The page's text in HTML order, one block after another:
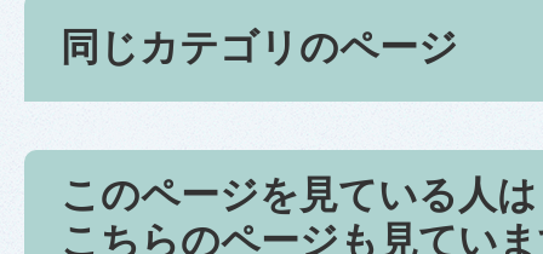
同じカテゴリのページ
このページを見ている人は
こちらのページも見てい